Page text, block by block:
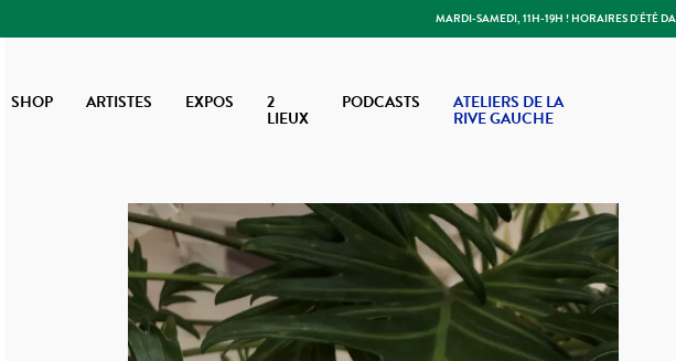
MARDI-SAMEDI, 11H-19H ! HORAIRES D'ÉTÉ
SHOP ARTISTES EXPOS 2
LIEUX
PODCASTS ATELIERS DE LA
RIVE GAUCHE